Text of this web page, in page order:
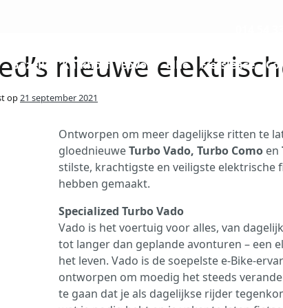
Gazelle Kalkhoff Eovolt Ellio Fietslease
nieuwe
op21 september 2021
Ontworpen om meer dagelijkse ritten te
gloednieuweTurbo Vado, Turbo Como en
stilste, krachtigste en veiligste elektrische
hebben gemaakt.
Specialized Turbo Vado
Vado is het voertuig voor alles, van
tot langer dan geplande avonturen – een
het leven. Vado is de soepelste e-Bike-
ontworpen om moedig het steeds
te gaan dat je als dagelijkse rijder